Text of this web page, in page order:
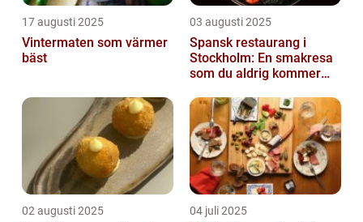
17 augusti 2025
Vintermaten som värmer
bäst
03 augusti 2025
Spansk restaurang i
Stockholm: En smakresa
som du aldrig kommer
02 augusti 2025 04 juli 2025